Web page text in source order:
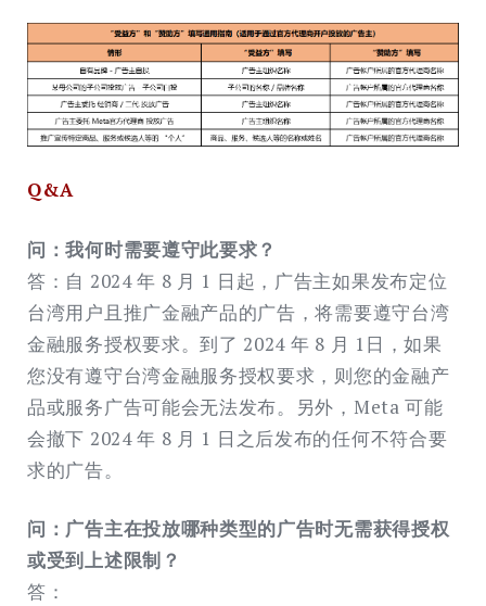
Q&A
问：我何时需要遵守此要求？
答：自 2024 年 8 月 1 日起，广告主如果发布定位
台湾用户且推广金融产品的广告，将需要遵守台湾
金融服务授权要求。到了 2024 年 8 月 1日，如果
您没有遵守台湾金融服务授权要求，则您的金融产
品或服务广告可能会无法发布。另外，Meta 可能
会撤下 2024 年 8 月 1 日之后发布的任何不符合要
求的广告。
问：广告主在投放哪种类型的广告时无需获得授权
或受到上述限制？
答：